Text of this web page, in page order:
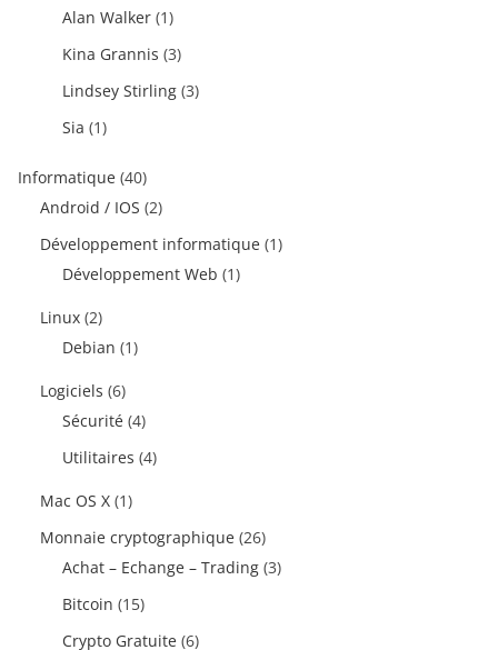
Alan Walker (1)
Kina Grannis (3)
Lindsey Stirling (3)
Sia (1)
Informatique (40)
Android / IOS (2)
Développement informatique (1)
Développement Web (1)
Linux (2)
Debian (1)
Logiciels (6)
Sécurité (4)
Utilitaires (4)
Mac OS X (1)
Monnaie cryptographique (26)
Achat – Echange – Trading (3)
Bitcoin (15)
Crypto Gratuite (6)